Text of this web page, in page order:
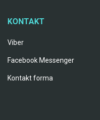
KONTAKT
Viber
Facebook Messenger
Kontakt forma